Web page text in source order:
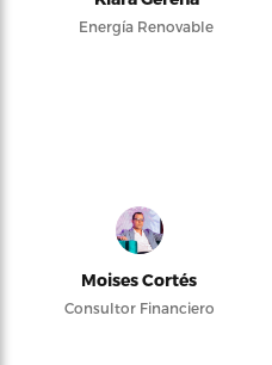
Energía Renovable
Moises Cortés
Consultor Financiero